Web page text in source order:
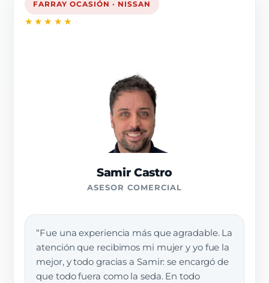
FARRAY OCASIÓN · NISSAN
★★★★★
Samir Castro
ASESOR COMERCIAL
“Fue una experiencia más que agradable. La
atención que recibimos mi mujer y yo fue la
mejor, y todo gracias a Samir: se encargó de
que todo fuera como la seda. En todo